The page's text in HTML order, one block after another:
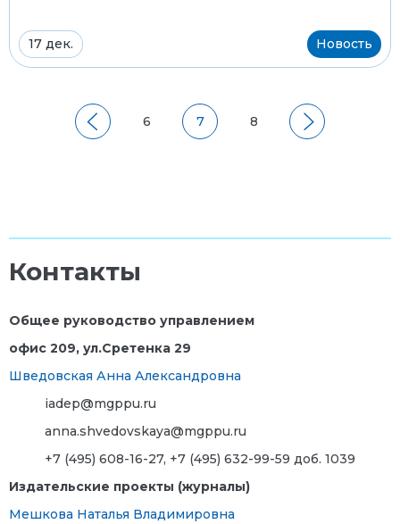
17 дек. Новость
6 7 8
Контакты
Общее руководство управлением
офис 209, ул.Сретенка 29
Шведовская Анна Александровна
iadep@mgppu.ru
anna.shvedovskaya@mgppu.ru
+7 (495) 608-16-27, +7 (495) 632-99-59 доб. 1039
Издательские проекты (журналы)
Мешкова Наталья Владимировна